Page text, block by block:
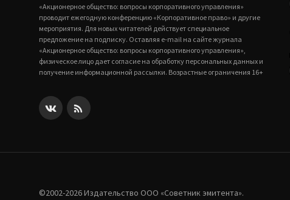
«Акционерное общество: вопросы корпоративного управления»
проводит ежегодную конференцию «Корпоративное право» и другие
мероприятия. Для новых читателей действует специальное
предложение на подписку. Оставляя e-mail на сайте журнала
«Акционерное общество: вопросы корпоративного управления»,
физическое лицо дает согласие на обработку персональных данных и
получение информационной рассылки. Возрастные ограничения 16+
©2002-2026 Издательство ООО «‎Советник эмитента».